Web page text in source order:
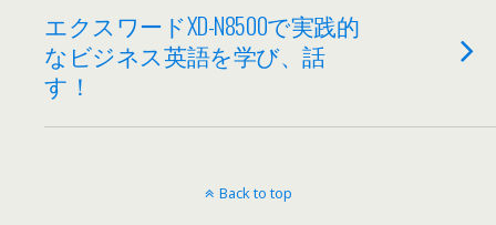
エクスワードXD-N8500で実践的
なビジネス英語を学び、話
す！
Back to top